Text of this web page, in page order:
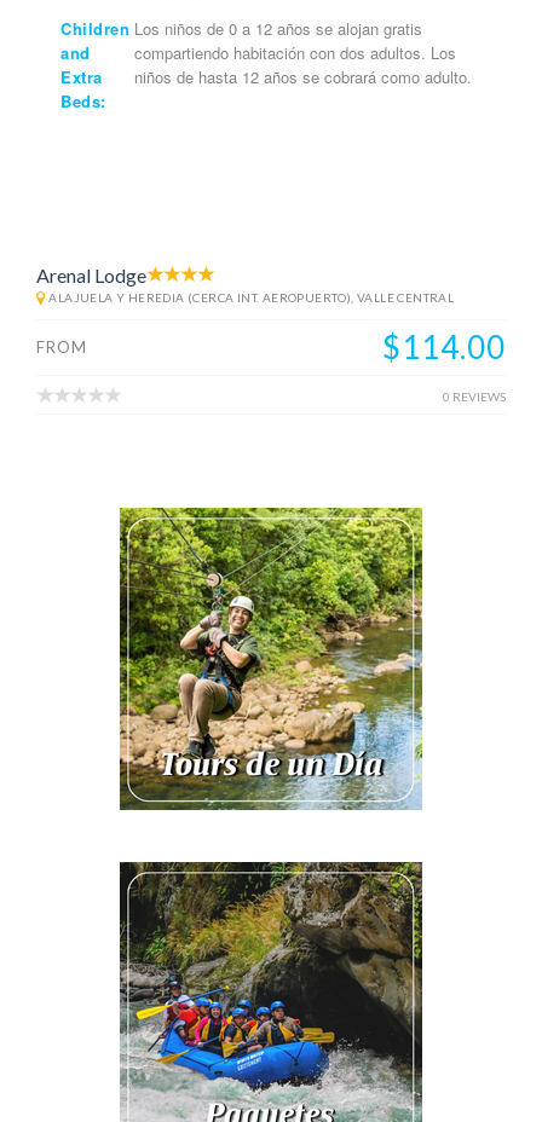
Children
and
Extra
Beds:
Los niños de 0 a 12 años se alojan gratis
compartiendo habitación con dos adultos. Los
niños de hasta 12 años se cobrará como adulto.
Arenal Lodge
ALAJUELA Y HEREDIA (CERCA INT. AEROPUERTO), VALLE CENTRAL
FROM $114.00
0 REVIEWS